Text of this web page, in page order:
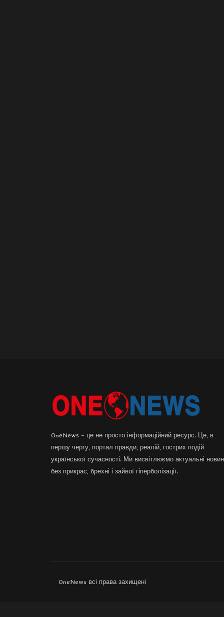
OneNews – це не просто інформаційний ресурс. Це, в
першу чергу, портал правди, реалій, гострих подій
української сучасності. Ми висвітлюємо актуальні
без прикрас, брехні і зайвої гіперболізації.
OneNews всі права захищені